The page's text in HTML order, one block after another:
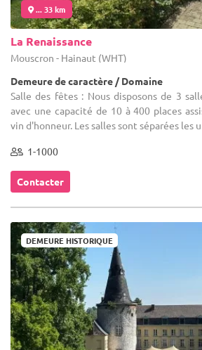
... 33 km
La Renaissance
Mouscron - Hainaut (WHT)
Demeure de caractère / Domaine
Salle des fêtes : Nous disposons de 3
avec une capacité de 10 à 400 places
vin d'honneur. Les salles sont séparées les
1-1000
Contacter
DEMEURE HISTORIQUE